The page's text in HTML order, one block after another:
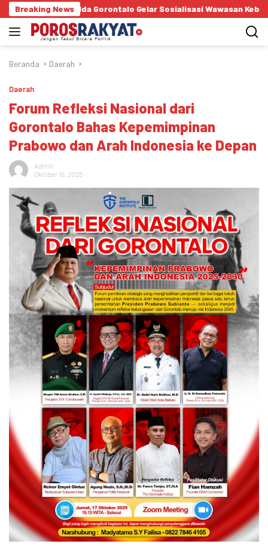
Langsung
ke
konten
Breaking News
Gorontalo Gelar Sosialisasi Wawasan Kebangsaan di SMA
Beranda Daerah
Daerah
Forum Refleksi Nasional dari
Gorontalo Bahas Kepemimpinan
Prabowo dan Arah Indonesia ke Depan
Admin
Oktober 16, 2025